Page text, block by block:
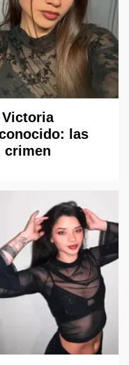
Victoria
las
crimen